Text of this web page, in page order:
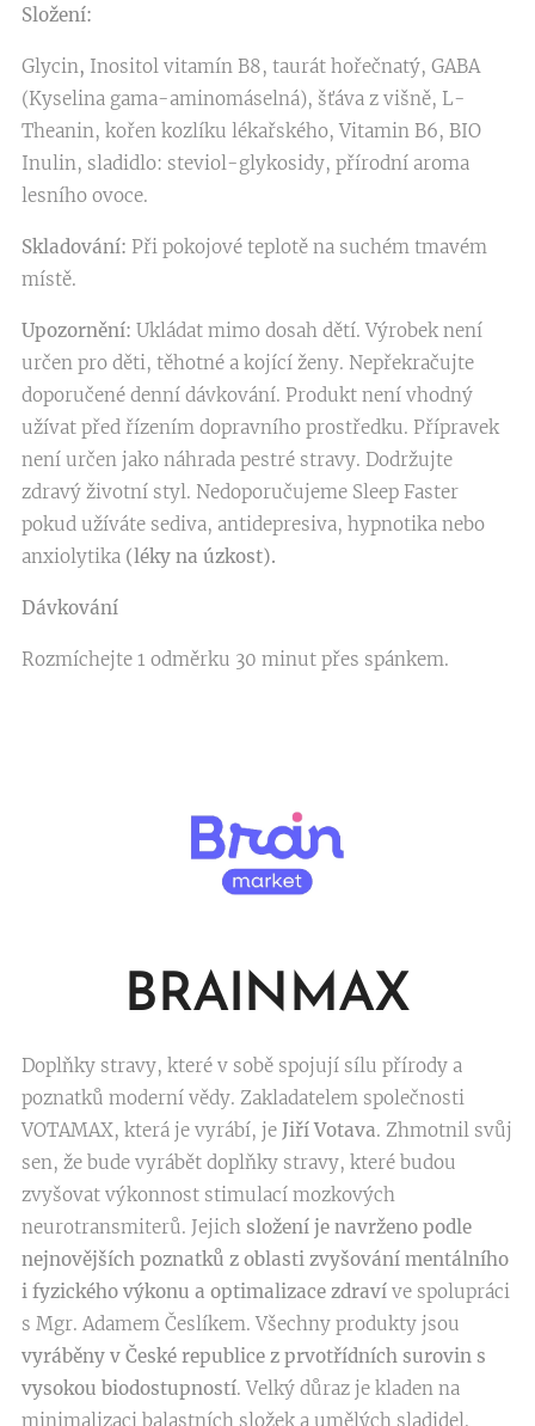
Složení:
Glycin, Inositol vitamín B8, taurát hořečnatý, GABA
(Kyselina gama-aminomáselná), šťáva z višně, L-
Theanin, kořen kozlíku lékařského, Vitamin B6, BIO
Inulin, sladidlo: steviol-glykosidy, přírodní aroma
lesního ovoce.
Skladování: Při pokojové teplotě na suchém tmavém
místě.
Upozornění: Ukládat mimo dosah dětí. Výrobek není
určen pro děti, těhotné a kojící ženy. Nepřekračujte
doporučené denní dávkování. Produkt není vhodný
užívat před řízením dopravního prostředku. Přípravek
není určen jako náhrada pestré stravy. Dodržujte
zdravý životní styl. Nedoporučujeme Sleep Faster
pokud užíváte sediva, antidepresiva, hypnotika nebo
anxiolytika (léky na úzkost).
Dávkování
Rozmíchejte 1 odměrku 30 minut přes spánkem.
BRAINMAX
Doplňky stravy, které v sobě spojují sílu přírody a
poznatků moderní vědy. Zakladatelem společnosti
VOTAMAX, která je vyrábí, je Jiří Votava. Zhmotnil svůj
sen, že bude vyrábět doplňky stravy, které budou
zvyšovat výkonnost stimulací mozkových
neurotransmiterů. Jejich složení je navrženo podle
nejnovějších poznatků z oblasti zvyšování mentálního
i fyzického výkonu a optimalizace zdraví ve spolupráci
s Mgr. Adamem Česlíkem. Všechny produkty jsou
vyráběny v České republice z prvotřídních surovin s
vysokou biodostupností. Velký důraz je kladen na
minimalizaci balastních složek a umělých sladidel.